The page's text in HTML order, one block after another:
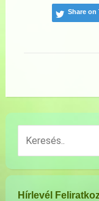
Share on
Hírlevél